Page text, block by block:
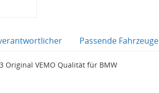
Passende Fahrzeuge
Original VEMO Qualität für BMW